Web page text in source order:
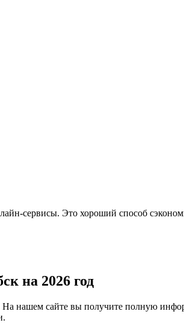
сервисы. Это хороший способ
на 2026 год
нашем сайте вы получите полную